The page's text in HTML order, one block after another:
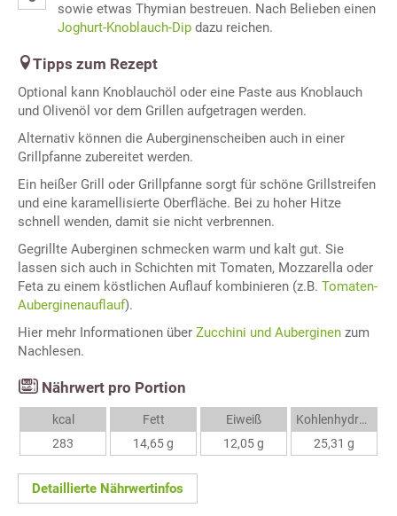
sowie etwas Thymian bestreuen. Nach Belieben einen
Joghurt-Knoblauch-Dip dazu reichen.
Tipps zum Rezept
Optional kann Knoblauchöl oder eine Paste aus Knoblauch
und Olivenöl vor dem Grillen aufgetragen werden.
Alternativ können die Auberginenscheiben auch in einer
Grillpfanne zubereitet werden.
Ein heißer Grill oder Grillpfanne sorgt für schöne Grillstreifen
und eine karamellisierte Oberfläche. Bei zu hoher Hitze
schnell wenden, damit sie nicht verbrennen.
Gegrillte Auberginen schmecken warm und kalt gut. Sie
lassen sich auch in Schichten mit Tomaten, Mozzarella oder
Feta zu einem köstlichen Auflauf kombinieren (z.B. Tomaten-
Auberginenauflauf).
Hier mehr Informationen über Zucchini und Auberginen zum
Nachlesen.
Nährwert pro Portion
kcal
283
Fett
14,65 g
Eiweiß
12,05 g
Kohlenhydrate
25,31 g
Detaillierte Nährwertinfos